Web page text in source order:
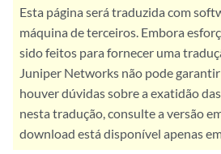
Esta página será traduzida com
máquina de terceiros. Embora
sido feitos para fornecer uma
Juniper Networks não pode garantir
houver dúvidas sobre a exatidão
nesta tradução, consulte a versão
download está disponível apenas